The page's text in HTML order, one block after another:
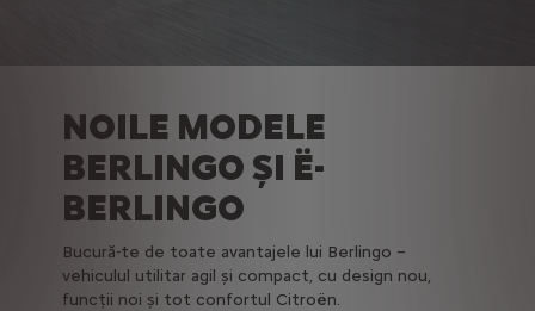
NOILE MODELE
BERLINGO ŞI Ë-
BERLINGO
Bucură-te de toate avantajele lui Berlingo –
vehiculul utilitar agil și compact, cu design nou,
funcții noi și tot confortul Citroën.